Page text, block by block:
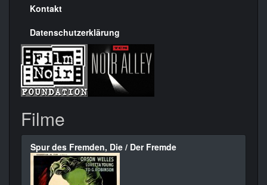
Kontakt
Datenschutzerklärung
Filme
Spur des Fremden, Die / Der Fremde